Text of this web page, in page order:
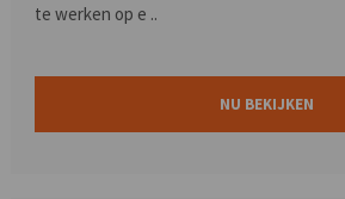
te werken op e ..
NU BEKIJKEN